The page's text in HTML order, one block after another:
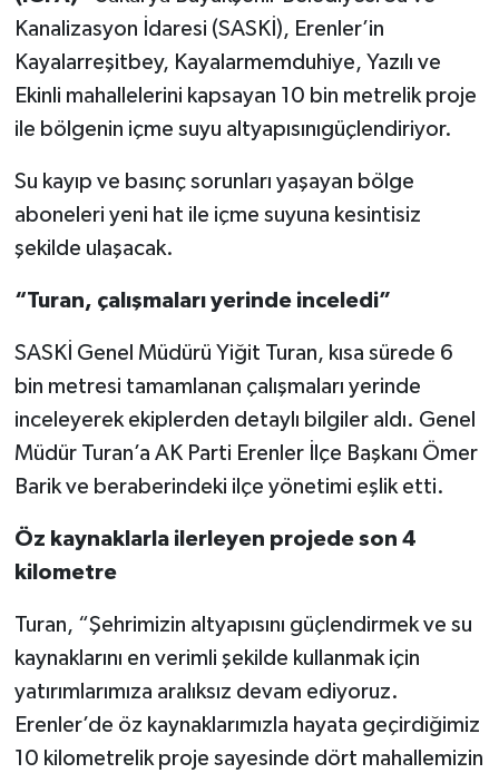
Kanalizasyon İdaresi (SASKİ), Erenler’in
Kayalarreşitbey, Kayalarmemduhiye, Yazılı ve
Ekinli mahallelerini kapsayan 10 bin metrelik proje
ile bölgenin içme suyu altyapısınıgüçlendiriyor.
Su kayıp ve basınç sorunları yaşayan bölge
aboneleri yeni hat ile içme suyuna kesintisiz
şekilde ulaşacak.
“Turan, çalışmaları yerinde inceledi”
SASKİ Genel Müdürü Yiğit Turan, kısa sürede 6
bin metresi tamamlanan çalışmaları yerinde
inceleyerek ekiplerden detaylı bilgiler aldı. Genel
Müdür Turan’a AK Parti Erenler İlçe Başkanı Ömer
Barik ve beraberindeki ilçe yönetimi eşlik etti.
Öz kaynaklarla ilerleyen projede son 4
kilometre
Turan, “Şehrimizin altyapısını güçlendirmek ve su
kaynaklarını en verimli şekilde kullanmak için
yatırımlarımıza aralıksız devam ediyoruz.
Erenler’de öz kaynaklarımızla hayata geçirdiğimiz
10 kilometrelik proje sayesinde dört mahallemizin